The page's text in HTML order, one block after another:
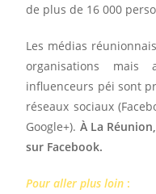
de plus de 16 000
Les médias
organisations mais
influenceurs péi sont
réseaux sociaux
Google+). À La
sur Facebook.
Pour aller plus loin :